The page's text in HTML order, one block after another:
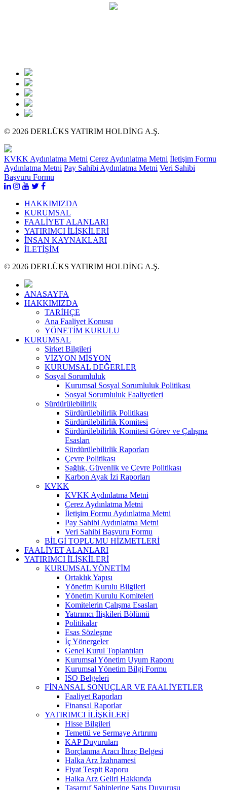
© 2026 DERLÜKS YATIRIM HOLDİNG A.Ş.
KVKK Aydınlatma Metni Çerez Aydınlatma Metni İletişim Formu
Aydınlatma Metni Pay Sahibi Aydınlatma Metni Veri Sahibi
Başvuru Formu
HAKKIMIZDA
KURUMSAL
FAALİYET ALANLARI
YATIRIMCI İLİŞKİLERİ
İNSAN KAYNAKLARI
İLETİŞİM
© 2026 DERLÜKS YATIRIM HOLDİNG A.Ş.
ANASAYFA
HAKKIMIZDA
TARİHÇE
Ana Faaliyet Konusu
YÖNETİM KURULU
KURUMSAL
Şirket Bilgileri
VİZYON MİSYON
KURUMSAL DEĞERLER
Sosyal Sorumluluk
Kurumsal Sosyal Sorumluluk Politikası
Sosyal Sorumluluk Faaliyetleri
Sürdürülebilirlik
Sürdürülebilirlik Politikası
Sürdürülebilirlik Komitesi
Sürdürülebilirlik Komitesi Görev ve Çalışma
Esasları
Sürdürülebilirlik Raporları
Çevre Politikası
Sağlık, Güvenlik ve Çevre Politikası
Karbon Ayak İzi Raporları
KVKK
KVKK Aydınlatma Metni
Çerez Aydınlatma Metni
İletişim Formu Aydınlatma Metni
Pay Sahibi Aydınlatma Metni
Veri Sahibi Başvuru Formu
BİLGİ TOPLUMU HİZMETLERİ
FAALİYET ALANLARI
YATIRIMCI İLİŞKİLERİ
KURUMSAL YÖNETİM
Ortaklık Yapısı
Yönetim Kurulu Bilgileri
Yönetim Kurulu Komiteleri
Komitelerin Çalışma Esasları
Yatırımcı İlişkileri Bölümü
Politikalar
Esas Sözleşme
İç Yönergeler
Genel Kurul Toplantıları
Kurumsal Yönetim Uyum Raporu
Kurumsal Yönetim Bilgi Formu
ISO Belgeleri
FİNANSAL SONUÇLAR VE FAALİYETLER
Faaliyet Raporları
Finansal Raporlar
YATIRIMCI İLİŞKİLERİ
Hisse Bilgileri
Temettü ve Sermaye Artırımı
KAP Duyuruları
Borçlanma Aracı İhraç Belgesi
Halka Arz İzahnamesi
Fiyat Tespit Raporu
Halka Arz Geliri Hakkında
Tasarruf Sahiplerine Satış Duyurusu